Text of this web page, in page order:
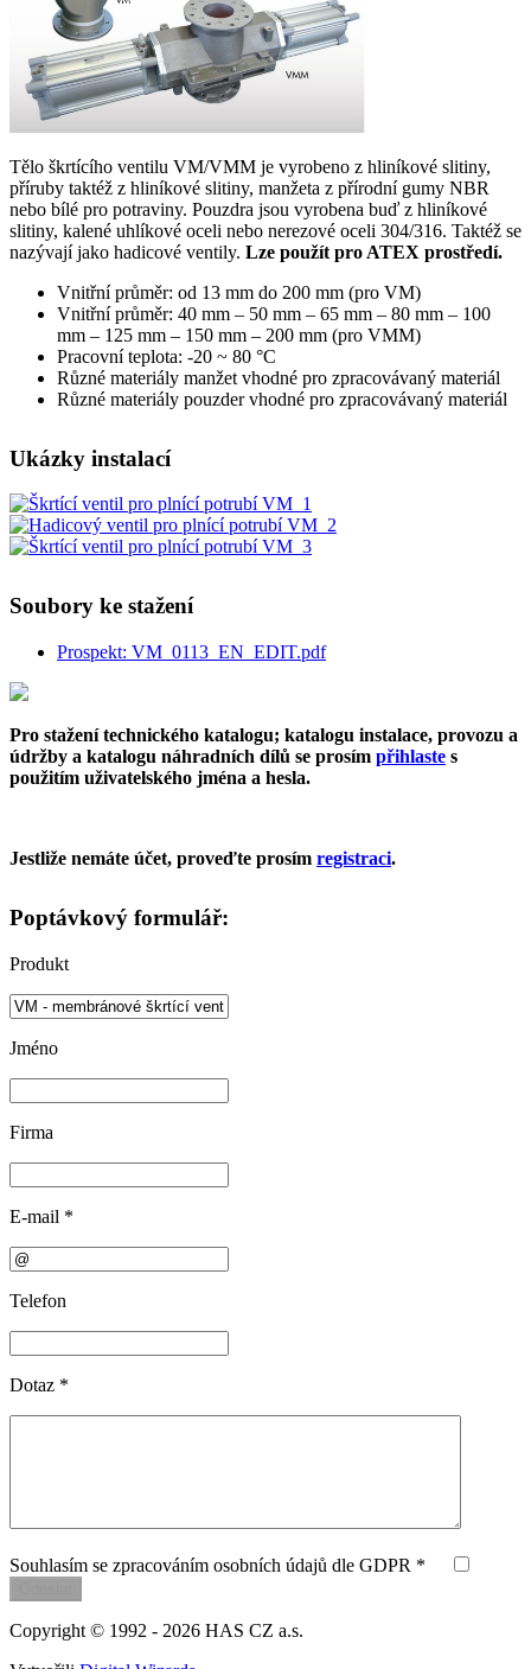
Tělo škrtícího ventilu VM/VMM je vyrobeno z hliníkové slitiny,
příruby taktéž z hliníkové slitiny, manžeta z přírodní gumy NBR
nebo bílé pro potraviny. Pouzdra jsou vyrobena buď z hliníkové
slitiny, kalené uhlíkové oceli nebo nerezové oceli 304/316. Taktéž se
nazývají jako hadicové ventily. Lze použít pro ATEX prostředí.
Vnitřní průměr: od 13 mm do 200 mm (pro VM)
Vnitřní průměr: 40 mm – 50 mm – 65 mm – 80 mm – 100
mm – 125 mm – 150 mm – 200 mm (pro VMM)
Pracovní teplota: -20 ~ 80 °C
Různé materiály manžet vhodné pro zpracovávaný materiál
Různé materiály pouzder vhodné pro zpracovávaný materiál
Ukázky instalací
Soubory ke stažení
Prospekt: VM_0113_EN_EDIT.pdf
Pro stažení technického katalogu; katalogu instalace, provozu a
údržby a katalogu náhradních dílů se prosím přihlaste s
použitím uživatelského jména a hesla.
Jestliže nemáte účet, proveďte prosím registraci.
Poptávkový formulář:
Produkt
Jméno
Firma
E-mail *
Telefon
Dotaz *
Souhlasím se zpracováním osobních údajů dle GDPR *
Copyright © 1992 - 2026 HAS CZ a.s.